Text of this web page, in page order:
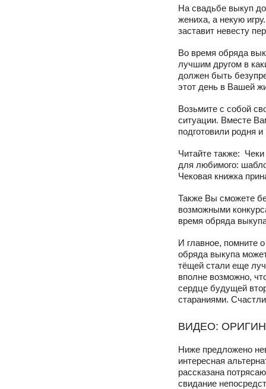
На свадьбе выкуп
жениха, а некую
заставит невесту
Во время обряда
лучшим другом в
должен быть
этот день в Вашей
Возьмите с собой
ситуации. Вместе
подготовили родня
Читайте также:
для любимого:
Чековая книжка
Также Вы сможете
возможными
время обряда
И главное, помните
обряда выкупа
тёщей стали еще
вполне возможно,
сердце будущей
стараниями.
ВИДЕО:
Ниже предложено
интересная
рассказана
свидание